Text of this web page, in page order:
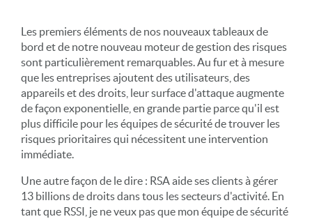
Les premiers éléments de nos nouveaux tableaux de
bord et de notre nouveau moteur de gestion des risques
sont particulièrement remarquables. Au fur et à mesure
que les entreprises ajoutent des utilisateurs, des
appareils et des droits, leur surface d'attaque augmente
de façon exponentielle, en grande partie parce qu'il est
plus difficile pour les équipes de sécurité de trouver les
risques prioritaires qui nécessitent une intervention
immédiate.
Une autre façon de le dire : RSA aide ses clients à gérer
13 billions de droits dans tous les secteurs d'activité. En
tant que RSSI, je ne veux pas que mon équipe de sécurité